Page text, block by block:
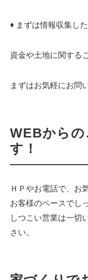
♦ まずは情報収集し
資金や土地に関する
まずはお気軽にお問
WEBから
す！
ＨＰやお電話で、お
お客様のペースでし
しつこい営業は一切
さい。